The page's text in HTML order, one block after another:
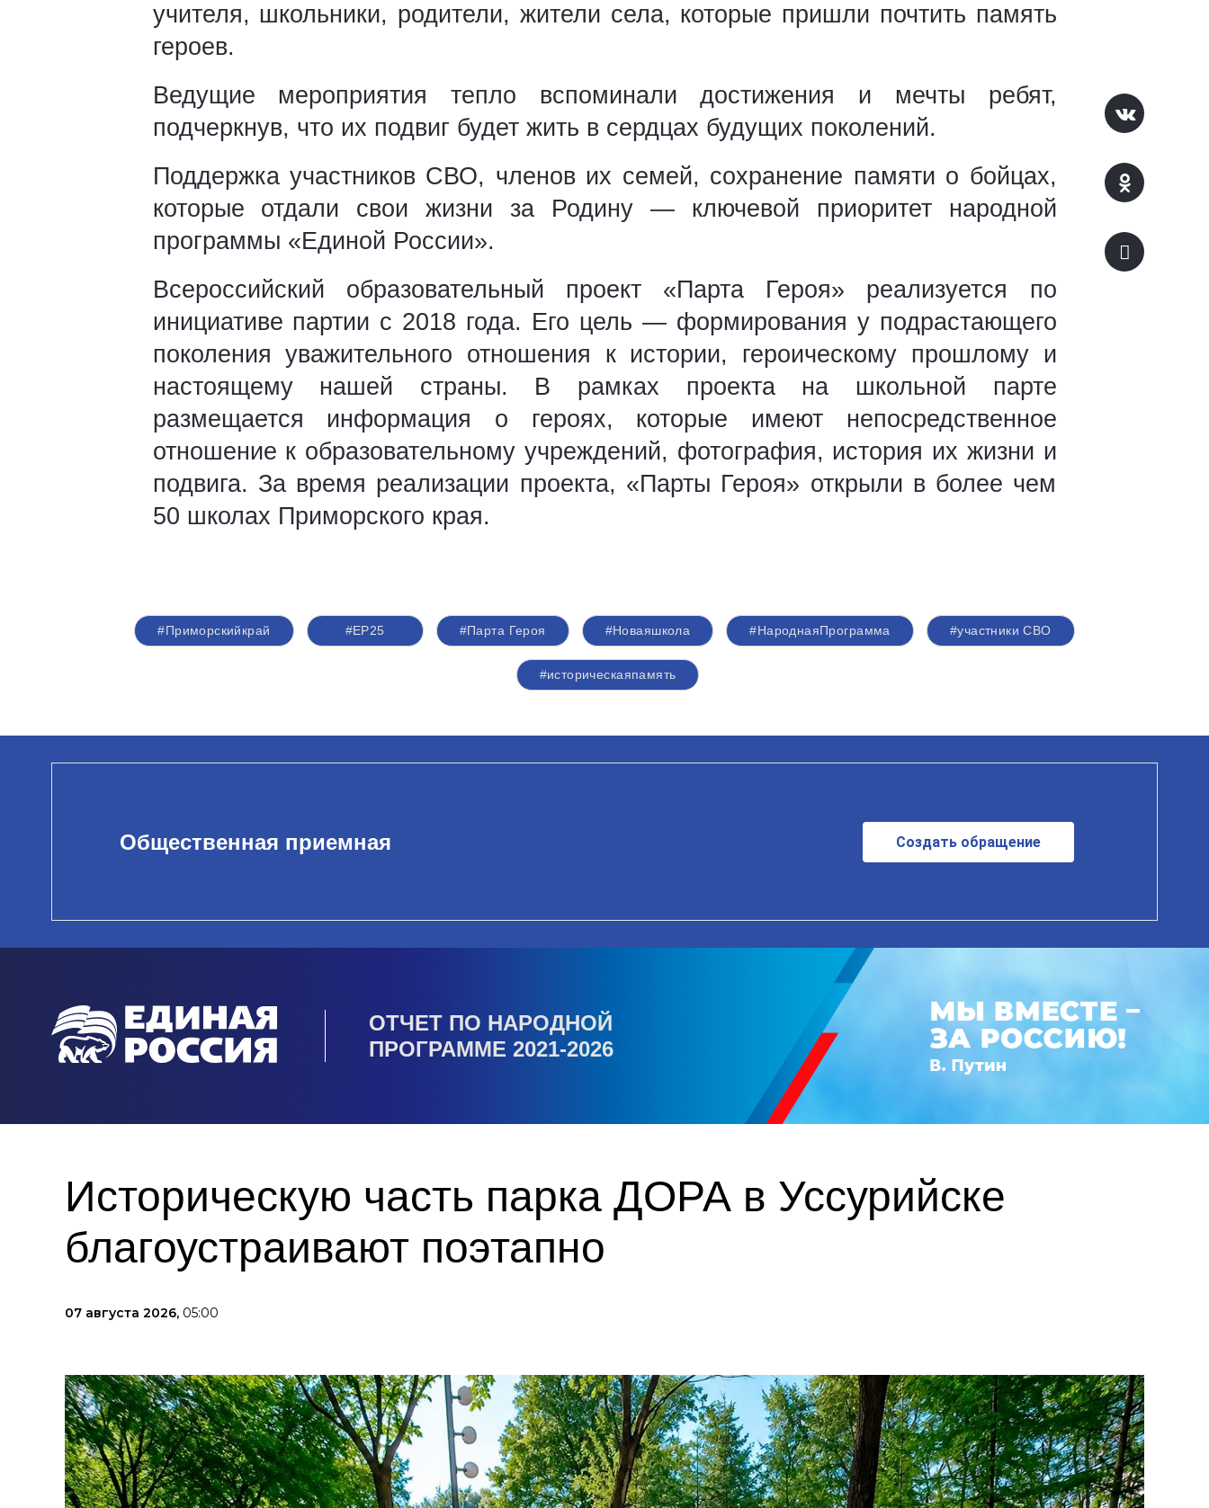
учителя, школьники, родители, жители села, которые пришли почтить память
героев.
Ведущие мероприятия тепло вспоминали достижения и мечты ребят,
подчеркнув, что их подвиг будет жить в сердцах будущих поколений.
Поддержка участников СВО, членов их семей, сохранение памяти о бойцах,
которые отдали свои жизни за Родину — ключевой приоритет народной
программы «Единой России».
Всероссийский образовательный проект «Парта Героя» реализуется по
инициативе партии с 2018 года. Его цель — формирования у подрастающего
поколения уважительного отношения к истории, героическому прошлому и
настоящему нашей страны. В рамках проекта на школьной парте
размещается информация о героях, которые имеют непосредственное
отношение к образовательному учреждений, фотография, история их жизни и
подвига. За время реализации проекта, «Парты Героя» открыли в более чем
50 школах Приморского края.
#Приморскийкрай #ЕР25 #Парта Героя #Новаяшкола #НароднаяПрограмма #участники СВО
#историческаяпамять
Общественная приемная Создать обращение
ОТЧЕТ ПО НАРОДНОЙ
ПРОГРАММЕ 2021-2026
Историческую часть парка ДОРА в Уссурийске
благоустраивают поэтапно
07 августа 2026, 05:00